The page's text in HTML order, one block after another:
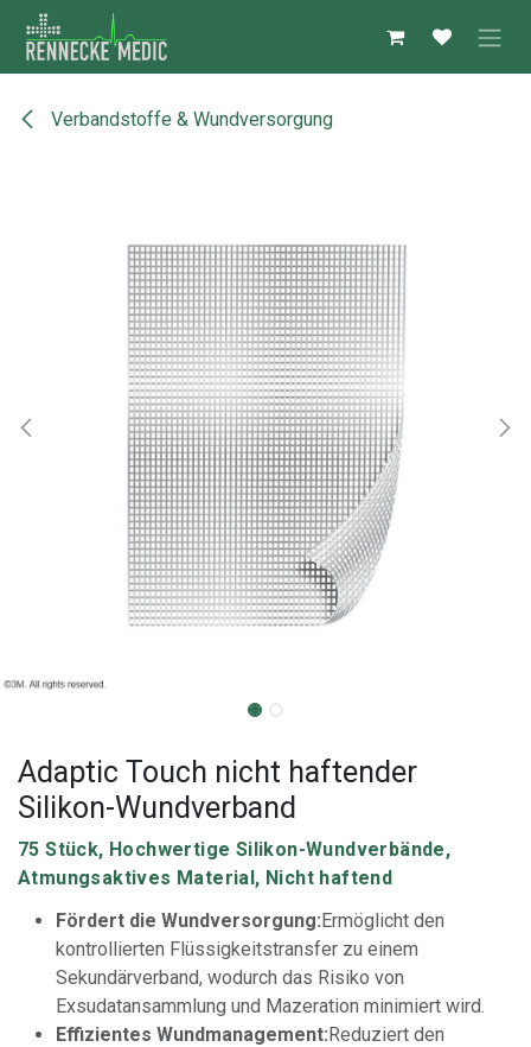
Zum Inhalt springen
Verbandstoffe & Wundversorgung
Adaptic Touch nicht haftender
Silikon-Wundverband
75 Stück, Hochwertige Silikon-Wundverbände,
Atmungsaktives Material, Nicht haftend
Fördert die Wundversorgung:Ermöglicht den
kontrollierten Flüssigkeitstransfer zu einem
Sekundärverband, wodurch das Risiko von
Exsudatansammlung und Mazeration minimiert wird.
Effizientes Wundmanagement:Reduziert den